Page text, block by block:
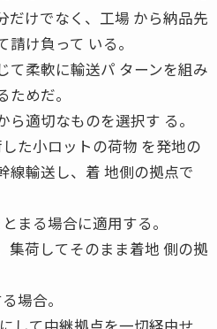
だけでなく、工場 から納品先
け負って いる。
て柔軟に輸送パ ターンを組み
めだ。
適切なものを選択す る。
た小ロットの荷物 を発地の
線輸送し、着 地側の拠点で
まる場合に適用する。
集荷してそのまま着地 側の拠
場合。